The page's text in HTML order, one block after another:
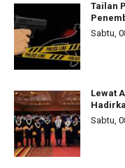
Tailan
Sabtu,
Lewat
Sabtu,